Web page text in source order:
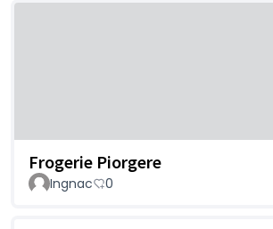
Frogerie Piorgere
Ingnac 0